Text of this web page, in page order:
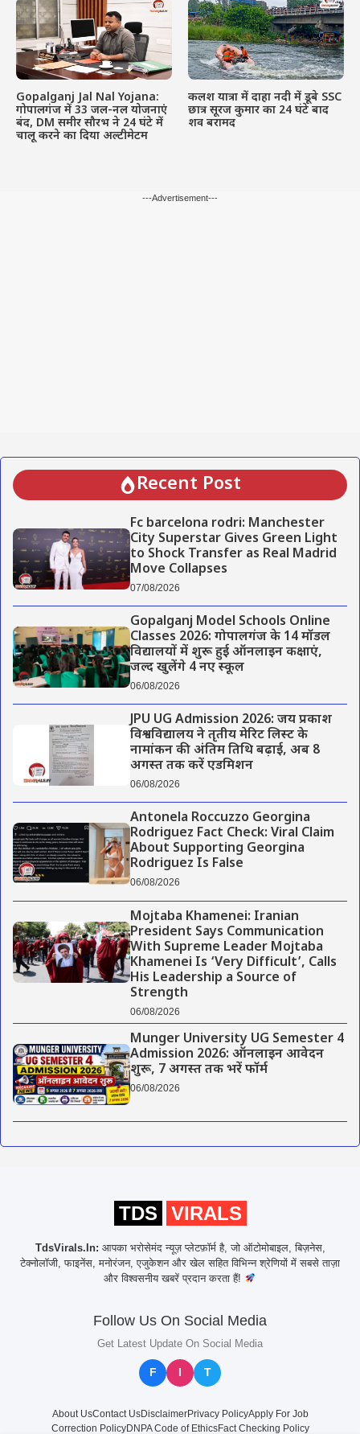
Gopalganj Jal Nal Yojana:
गोपालगंज में 33 जल-नल योजनाएं
बंद, DM समीर सौरभ ने 24 घंटे में
चालू करने का दिया अल्टीमेटम
कलश यात्रा में दाहा नदी में डूबे SSC
छात्र सूरज कुमार का 24 घंटे बाद
शव बरामद
---Advertisement---
Recent Post
Fc barcelona rodri: Manchester
City Superstar Gives Green Light
to Shock Transfer as Real Madrid
Move Collapses
07/08/2026
Gopalganj Model Schools Online
Classes 2026: गोपालगंज के 14 मॉडल
विद्यालयों में शुरू हुई ऑनलाइन कक्षाएं,
जल्द खुलेंगे 4 नए स्कूल
06/08/2026
JPU UG Admission 2026: जय प्रकाश
विश्वविद्यालय ने तृतीय मेरिट लिस्ट के
नामांकन की अंतिम तिथि बढ़ाई, अब 8
अगस्त तक करें एडमिशन
06/08/2026
Antonela Roccuzzo Georgina
Rodriguez Fact Check: Viral Claim
About Supporting Georgina
Rodriguez Is False
06/08/2026
Mojtaba Khamenei: Iranian
President Says Communication
With Supreme Leader Mojtaba
Khamenei Is ‘Very Difficult’, Calls
His Leadership a Source of
Strength
06/08/2026
Munger University UG Semester 4
Admission 2026: ऑनलाइन आवेदन
शुरू, 7 अगस्त तक भरें फॉर्म
06/08/2026
TDS VIRALS
TdsVirals.In: आपका भरोसेमंद न्यूज़ प्लेटफ़ॉर्म है, जो ऑटोमोबाइल, बिज़नेस,
टेक्नोलॉजी, फाइनेंस, मनोरंजन, एजुकेशन और खेल सहित विभिन्न श्रेणियों में सबसे ताज़ा
और विश्वसनीय खबरें प्रदान करता हैं!
Follow Us On Social Media
Get Latest Update On Social Media
F I T
About UsContact UsDisclaimerPrivacy PolicyApply For Job
Correction PolicyDNPA Code of EthicsFact Checking Policy